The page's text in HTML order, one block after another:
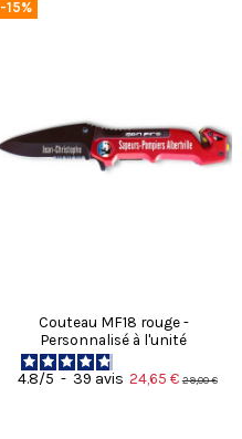
-15%
Couteau MF18 rouge -
Personnalisé à l'unité
4.8/5 - 39 avis 24,65 €29,00 €